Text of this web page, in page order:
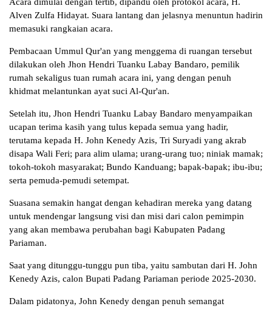
Acara dimulai dengan tertib, dipandu oleh protokol acara, H.
Alven Zulfa Hidayat. Suara lantang dan jelasnya menuntun hadirin
memasuki rangkaian acara.
Pembacaan Ummul Qur'an yang menggema di ruangan tersebut
dilakukan oleh Jhon Hendri Tuanku Labay Bandaro, pemilik
rumah sekaligus tuan rumah acara ini, yang dengan penuh
khidmat melantunkan ayat suci Al-Qur'an.
Setelah itu, Jhon Hendri Tuanku Labay Bandaro menyampaikan
ucapan terima kasih yang tulus kepada semua yang hadir,
terutama kepada H. John Kenedy Azis, Tri Suryadi yang akrab
disapa Wali Feri; para alim ulama; urang-urang tuo; niniak mamak;
tokoh-tokoh masyarakat; Bundo Kanduang; bapak-bapak; ibu-ibu;
serta pemuda-pemudi setempat.
Suasana semakin hangat dengan kehadiran mereka yang datang
untuk mendengar langsung visi dan misi dari calon pemimpin
yang akan membawa perubahan bagi Kabupaten Padang
Pariaman.
Saat yang ditunggu-tunggu pun tiba, yaitu sambutan dari H. John
Kenedy Azis, calon Bupati Padang Pariaman periode 2025-2030.
Dalam pidatonya, John Kenedy dengan penuh semangat